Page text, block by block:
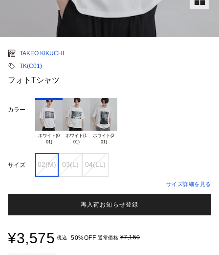
TAKEO KIKUCHI
TK(C01)
フォトTシャツ
カラー
ホワイト(0
01)
ホワイト(1
01)
ホワイト(2
01)
サイズ 02(M) 03(L) 04(LL)
サイズ詳細を見る
再入荷お知らせ登録
¥3,575 税込 50%OFF 通常価格¥7,150